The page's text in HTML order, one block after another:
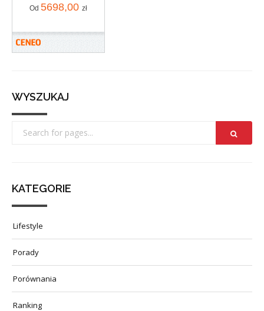
Od 5698,00 zł
WYSZUKAJ
KATEGORIE
Lifestyle
Porady
Porównania
Ranking